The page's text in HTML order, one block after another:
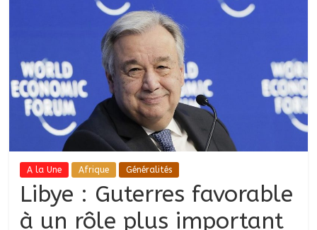
A la Une Afrique Généralités
Libye : Guterres favorable
à un rôle plus important